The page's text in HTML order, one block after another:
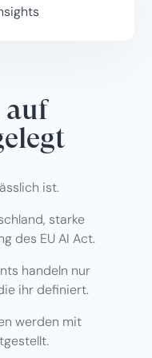
auf
ist.
starke
des EU AI Act.
handeln nur
ihr definiert.
werden mit